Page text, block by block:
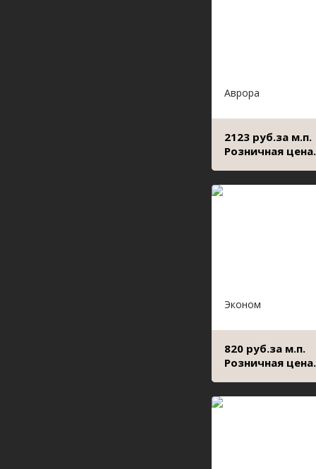
Аврора
2123 руб.за м.п.
Розничная цена.
Эконом
820 руб.за м.п.
Розничная цена.